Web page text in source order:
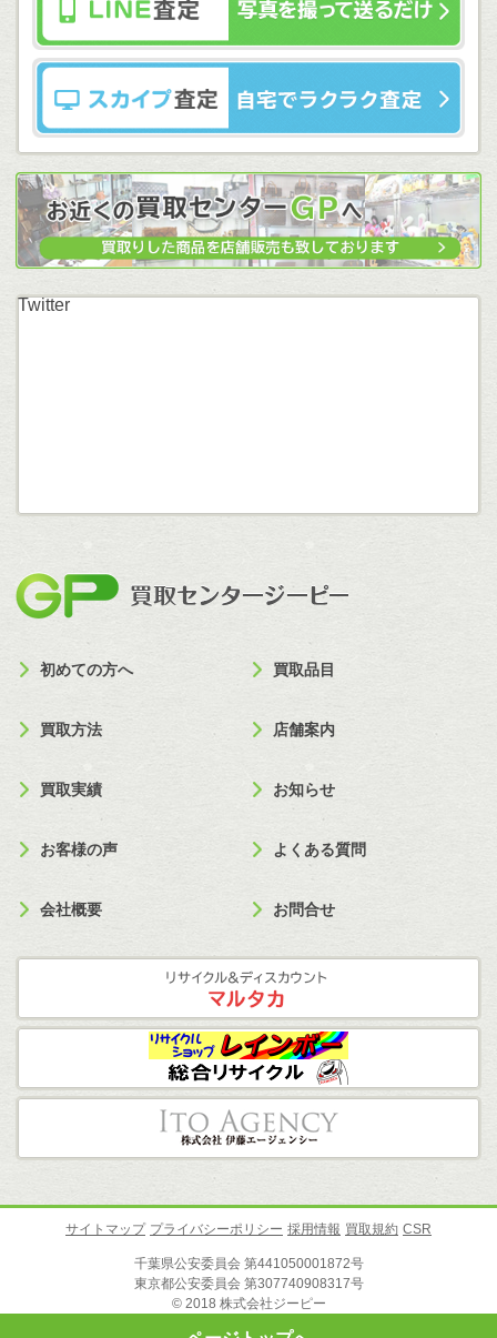
Twitter
初めての方へ 買取品目
買取方法 店舗案内
買取実績 お知らせ
お客様の声 よくある質問
会社概要 お問合せ
サイトマップ プライバシーポリシー 採用情報 買取規約 CSR
千葉県公安委員会 第441050001872号
東京都公安委員会 第307740908317号
© 2018 株式会社ジーピー